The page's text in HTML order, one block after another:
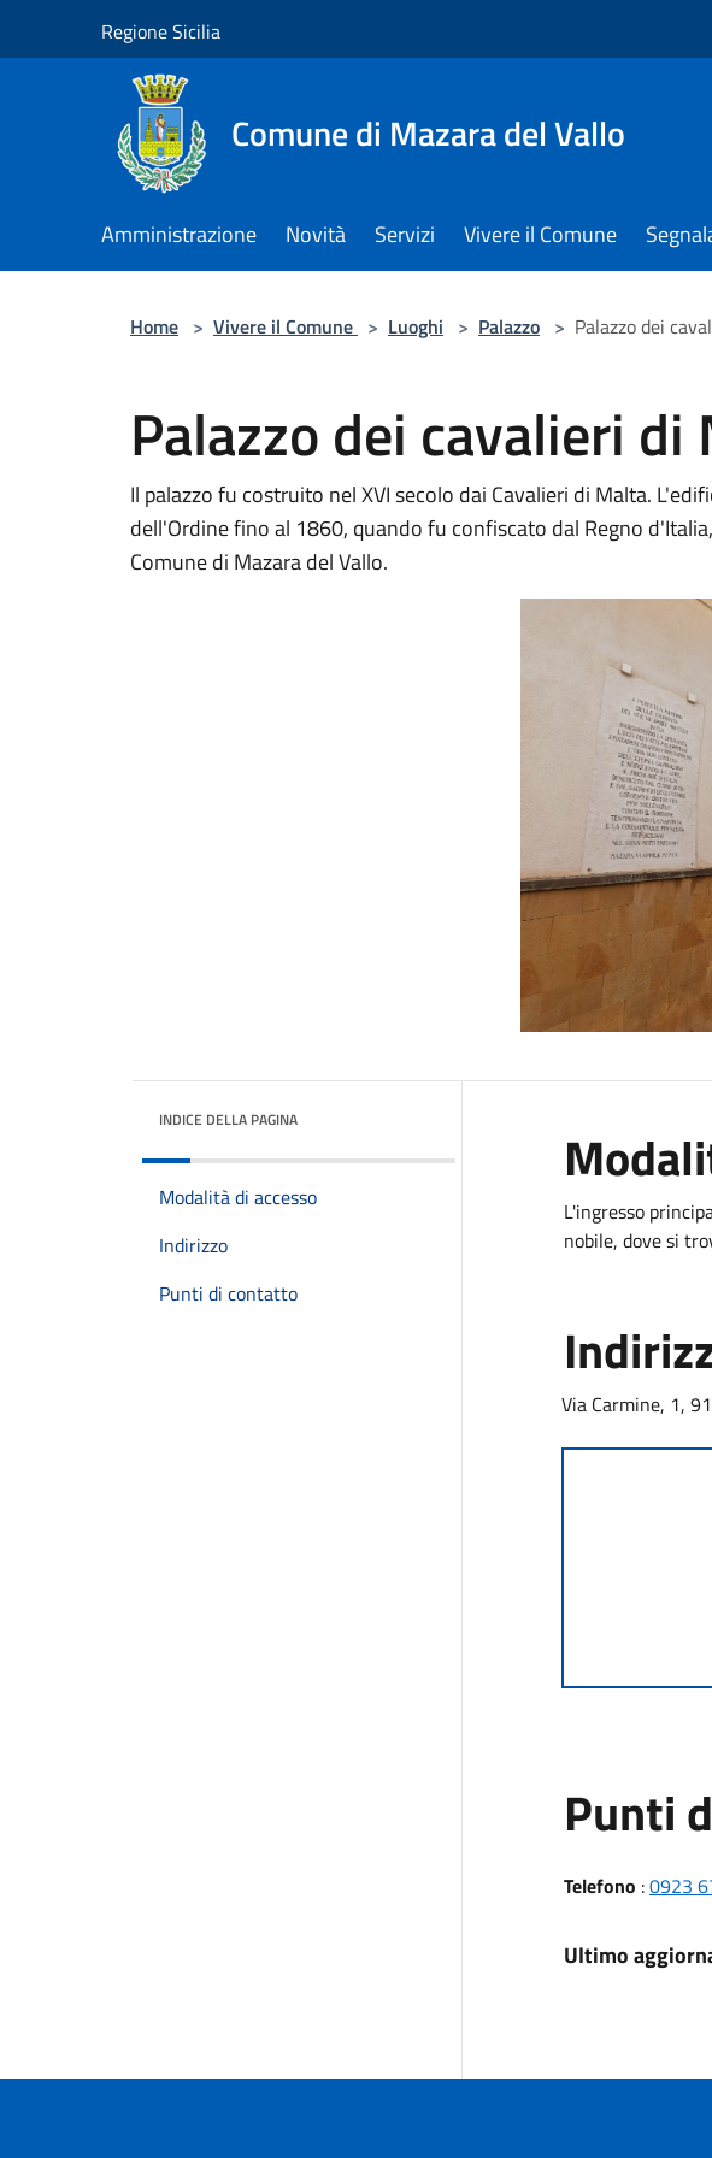
Regione Sicilia
Comune di Mazara del Vallo
Amministrazione Novità Servizi Vivere il Comune
Home > Vivere il Comune > Luoghi > Palazzo > Palazzo dei
Palazzo dei cavalieri di
Il palazzo fu costruito nel XVI secolo dai Cavalieri di Malta.
dell'Ordine fino al 1860, quando fu confiscato dal Regno
Comune di Mazara del Vallo.
INDICE DELLA PAGINA
Modalità di accesso
Indirizzo
Punti di contatto
L'ingresso
nobile, dove si
Via Carmine, 1,
Punti
Telefono :0923
Ultimo